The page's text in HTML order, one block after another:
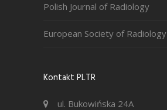
Polish Journal of Radiology
European Society of Radiology
Kontakt PLTR
ul. Bukowińska 24A